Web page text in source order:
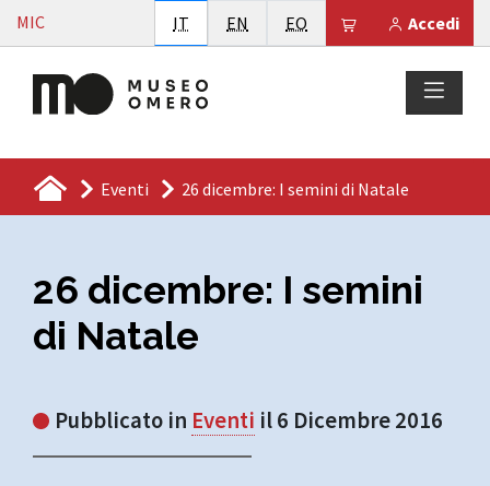
Vai al contenuto
MIC Accedi
Il tuo carrello è
IT Italiano
EN English
EO Esperanto
Eventi 26 dicembre: I semini di Natale
26 dicembre: I semini
di Natale
Pubblicato in Eventi il 6 Dicembre 2016